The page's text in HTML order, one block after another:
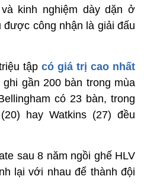
kinh nghiệm dày dặn ở
được công nhận là giải đấu
tập có giá trị cao nhất
ghi gần 200 bàn trong mùa
có 23 bàn, trong
hay Watkins (27) đều
sau 8 năm ngồi ghế HLV
lại với nhau để thành đội